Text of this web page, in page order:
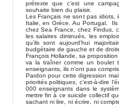
prétexte que c’est une
souhaite bien du plaisir.
Les Français ne sont pas idiots,
Italie, en Grèce. Au Portugal.
chez Sea France, chez Findus,
les salaires diminués, les
qu’ils sont aujourd’hui
budgétaire de gauche et de
François Hollande, sa
va la traîner comme un boulet
enseignants, ils n’ont pas
Pardon pour cette digression
priorités politiques, c'est-à-dire
000 enseignants dans le
mettre fin à ce suicide collectif
sachant ni lire, ni écrire, ni